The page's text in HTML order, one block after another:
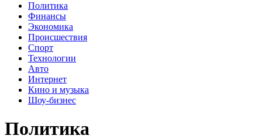
Политика
Финансы
Экономика
Происшествия
Спорт
Технологии
Авто
Интернет
Кино и музыка
Шоу-бизнес
Политика